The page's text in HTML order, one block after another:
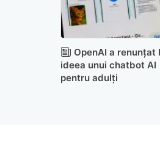
OpenAI a renunțat
ideea unui chatbot AI
pentru adulți